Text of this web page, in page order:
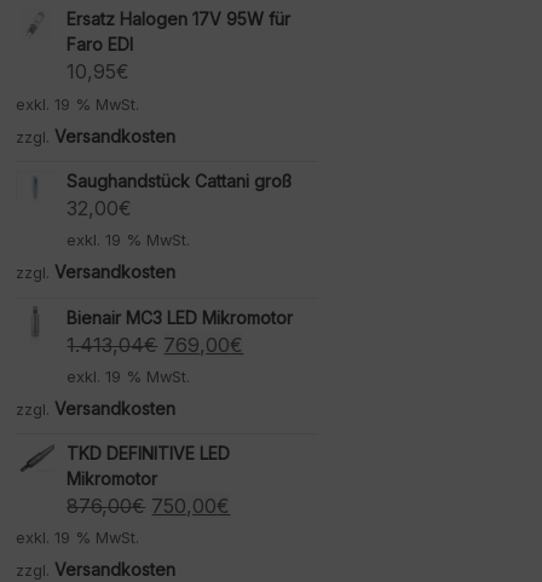
Ersatz Halogen 17V 95W für
Faro EDI
10,95€
exkl. 19 % MwSt.
zzgl. Versandkosten
Saughandstück Cattani groß
32,00€
exkl. 19 % MwSt.
zzgl. Versandkosten
Bienair MC3 LED Mikromotor
1.413,04€ Ursprünglicher
Preis
war:
769,00€
exkl. 19 % MwSt.
zzgl. Versandkosten
TKD DEFINITIVE LED
Mikromotor
876,00€ Ursprünglicher
war:
750,00€
exkl. 19 % MwSt.
zzgl. Versandkosten